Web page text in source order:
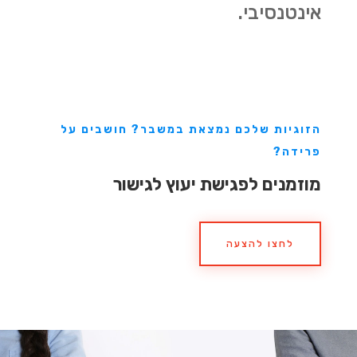
אינטנסיבי.
הזוגיות שלכם נמצאת במשבר? חושבים על
פרידה?
מוזמנים לפגישת יעוץ לגישור
לחצו להצעה